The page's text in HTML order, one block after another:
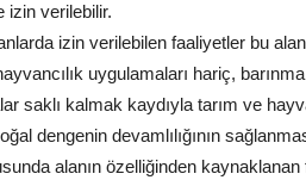
izin verilebilir.
izin verilebilen faaliyetler bu
uygulamaları hariç,
saklı kalmak kaydıyla tarım ve
dengenin devamlılığının
alanın özelliğinden